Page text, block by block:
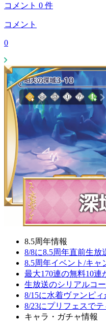
コメント 0 件
コメント
0
8.5周年情報
8/8に8.5周年直前生放
8.5周年イベント/キャ
最大170連の無料10連
生放送のシリアルコ
8/15に水着ヴァンピィ
8/23にプリフェスでテ
キャラ・ガチャ情報